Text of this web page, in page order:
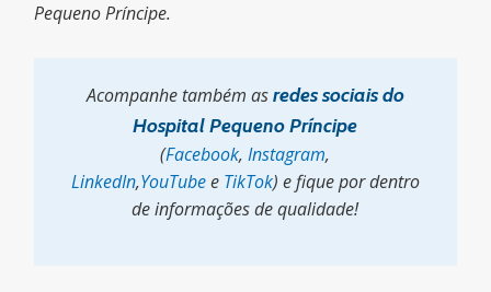
Pequeno Príncipe.
Acompanhe também asredes sociais do
Hospital Pequeno Príncipe
(Facebook,Instagram,
LinkedIn,YouTubee TikTok) e fique por dentro
de informações de qualidade!